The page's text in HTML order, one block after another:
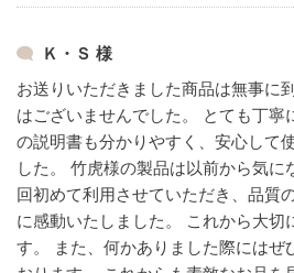
Ｋ・Ｓ 様
お送りいただきました商品は無事に
はございませんでした。
とても丁寧
の説明書も分かりやすく、安心して
した。
竹虎様の製品は以前から気に
回初めて利用させていただき、品質
に感動いたしました。
これから大切
す。
また、何かありました際にはぜ